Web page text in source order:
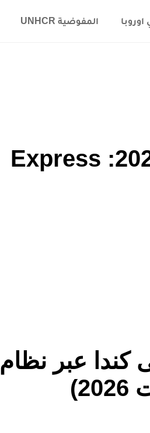
اوروبا المفوضية UNHCR
برامج الهجرة الكندية 2026: Express
كندا عبر نظام